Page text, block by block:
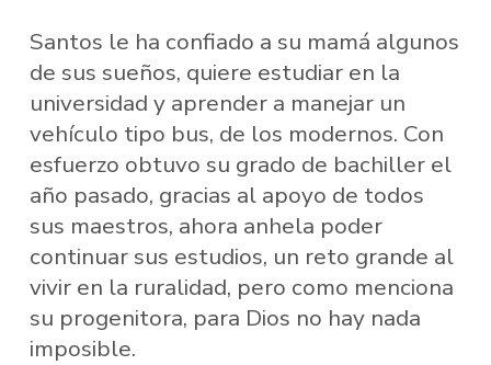
Santos le ha confiado a su mamá algunos
de sus sueños, quiere estudiar en la
universidad y aprender a manejar un
vehículo tipo bus, de los modernos. Con
esfuerzo obtuvo su grado de bachiller el
año pasado, gracias al apoyo de todos
sus maestros, ahora anhela poder
continuar sus estudios, un reto grande al
vivir en la ruralidad, pero como menciona
su progenitora, para Dios no hay nada
imposible.